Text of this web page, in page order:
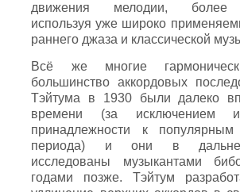
движения мелодии, более
используя уже широко
раннего джаза и классической
Всё же многие
большинство аккордовых
Тэйтума в 1930 были далеко
времени (за исключением
принадлежности к
периода) и они в
исследованы музыкантами
годами позже. Тэйтум